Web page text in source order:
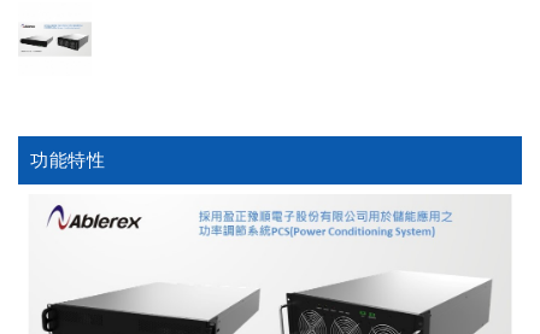
功能特性